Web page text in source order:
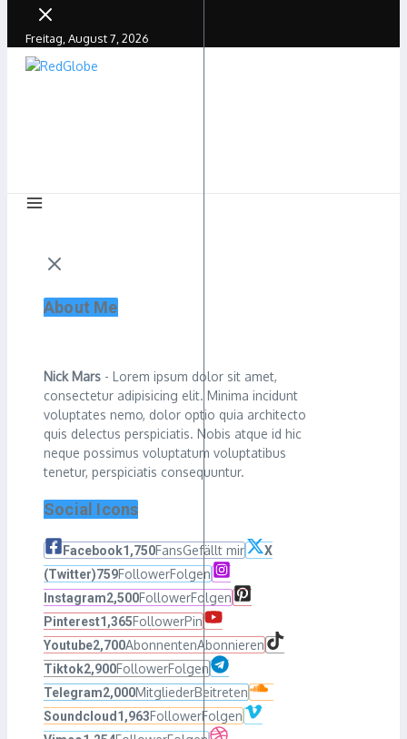
Freitag, August 7, 2026
About Me
Nick Mars - Lorem ipsum dolor sit amet,
consectetur adipisicing elit. Minima incidunt
voluptates nemo, dolor optio quia architecto
quis delectus perspiciatis. Nobis atque id hic
neque possimus voluptatum voluptatibus
tenetur, perspiciatis consequuntur.
Social Icons
Facebook1,750FansGefällt mir
X
(Twitter)759FollowerFolgen
Instagram2,500FollowerFolgen
Pinterest1,365FollowerPin
Youtube2,700AbonnentenAbonnieren
Tiktok2,900FollowerFolgen
Telegram2,000MitgliederBeitreten
Soundcloud 1,963FollowerFolgen